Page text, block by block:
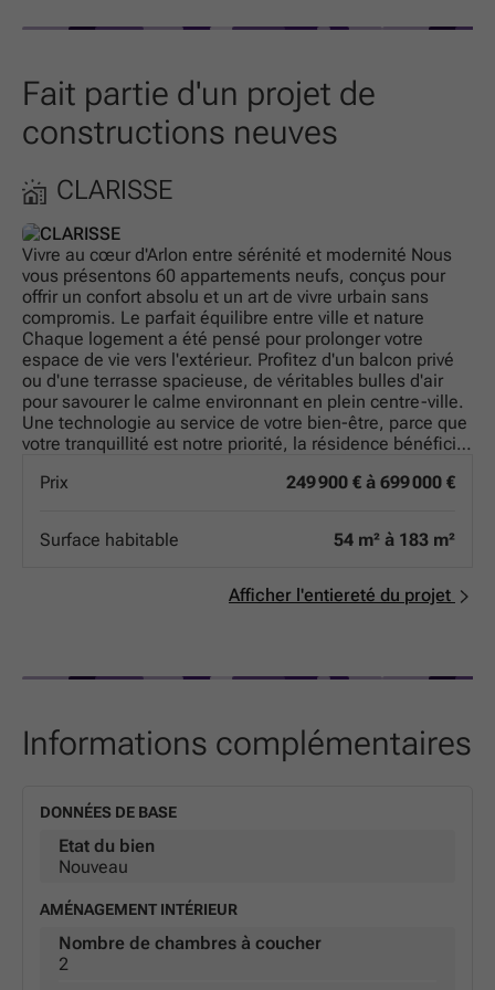
Fait partie d'un projet de
constructions neuves
CLARISSE
Vivre au cœur d'Arlon entre sérénité et modernité Nous
vous présentons 60 appartements neufs, conçus pour
offrir un confort absolu et un art de vivre urbain sans
compromis. Le parfait équilibre entre ville et nature
Chaque logement a été pensé pour prolonger votre
espace de vie vers l'extérieur. Profitez d'un balcon privé
ou d'une terrasse spacieuse, de véritables bulles d'air
pour savourer le calme environnant en plein centre-ville.
Une technologie au service de votre bien-être, parce que
votre tranquillité est notre priorité, la résidence bénéficie
de haute performance : pour un intérieur douillet en
Isolation phonique de pointe : pour vous garantir un
cocon de silence, loin de l'agitation urbaine. Que vous
allient esthétique contemporaine et durabilité au cœur
de l'une des villes les plus dynamiques de la région. Ne
Prix 249 900 € à 699 000 €
Surface habitable 54 m² à 183 m²
Afficher l'entiereté du projet
Informations complémentaires
DONNÉES DE BASE
Etat du bien
Nouveau
AMÉNAGEMENT INTÉRIEUR
Nombre de chambres à coucher
2